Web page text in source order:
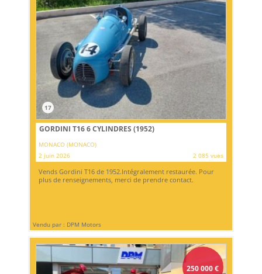
17
GORDINI T16 6 CYLINDRES (1952)
MONACO (MONACO)
2 juin 2026
2 085 vues
Vends Gordini T16 de 1952.Intégralement restaurée. Pour
plus de renseignements, merci de prendre contact.
Vendu par : DPM Motors
250 000€